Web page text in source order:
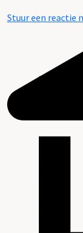
Stuur een reactie